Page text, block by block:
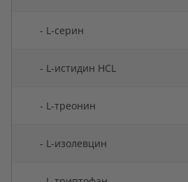
- L-серин
- L-истидин HCL
- L-треонин
- L-изолевцин